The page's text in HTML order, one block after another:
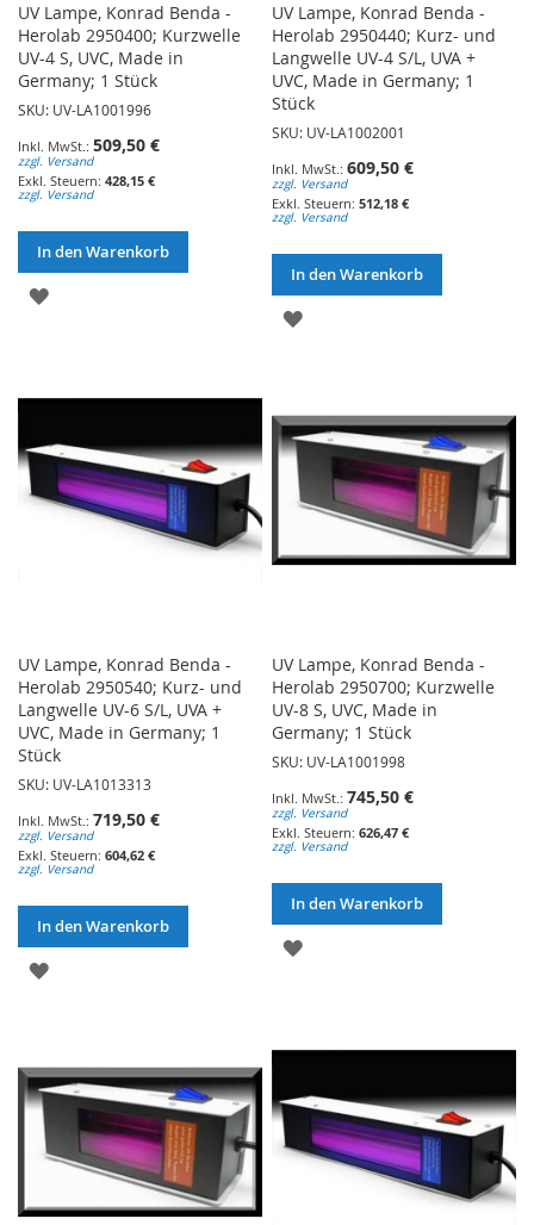
UV Lampe, Konrad Benda -
Herolab 2950400; Kurzwelle
UV-4 S, UVC, Made in
Germany; 1 Stück
SKU: UV-LA1001996
509,50 €
zzgl. Versand
428,15 €
zzgl. Versand
In den Warenkorb
ZUR
UV Lampe, Konrad Benda -
Herolab 2950440; Kurz- und
Langwelle UV-4 S/L, UVA +
UVC, Made in Germany; 1
Stück
SKU: UV-LA1002001
609,50 €
zzgl. Versand
512,18 €
zzgl. Versand
In den Warenkorb
ZUR
UV Lampe, Konrad Benda -
Herolab 2950540; Kurz- und
Langwelle UV-6 S/L, UVA +
UVC, Made in Germany; 1
Stück
SKU: UV-LA1013313
719,50 €
zzgl. Versand
604,62 €
zzgl. Versand
In den Warenkorb
ZUR
UV Lampe, Konrad Benda -
Herolab 2950700; Kurzwelle
UV-8 S, UVC, Made in
Germany; 1 Stück
SKU: UV-LA1001998
745,50 €
zzgl. Versand
626,47 €
zzgl. Versand
In den Warenkorb
ZUR